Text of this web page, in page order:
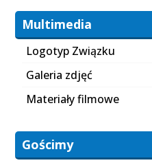
Multimedia
Logotyp Związku
Galeria zdjęć
Materiały filmowe
Gościmy